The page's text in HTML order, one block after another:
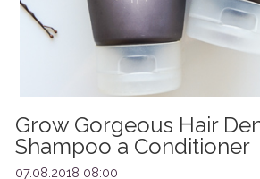
Grow Gorgeous Hair
Shampoo a Conditioner
07.08.2018 08:00